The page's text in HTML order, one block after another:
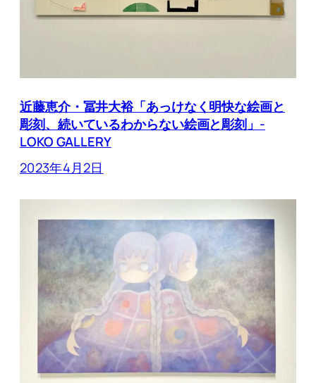
近藤恵介・冨井大裕「あっけなく明快な絵画と
彫刻、続いているわからない絵画と彫刻」-
LOKO GALLERY
2023年4月2日